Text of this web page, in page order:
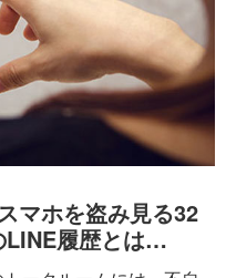
マホを盗み見る32
LINE履歴とは…